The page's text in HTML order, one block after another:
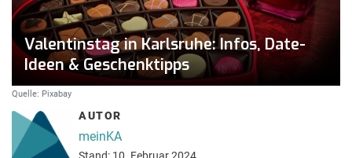
Valentinstag in Karlsruhe: Infos, Date-
Ideen & Geschenktipps
Quelle: Pixabay
AUTOR
meinKA